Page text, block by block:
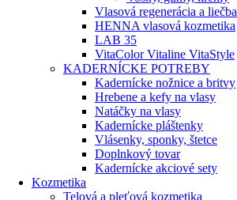
Vlasová regenerácia a liečba
HENNA vlasová kozmetika
LAB 35
VitaColor Vitaline VitaStyle
KADERNÍCKE POTREBY
Kadernícke nožnice a britvy
Hrebene a kefy na vlasy
Natáčky na vlasy
Kadernícke pláštenky
Vlásenky, sponky, štetce
Doplnkový tovar
Kadernícke akciové sety
Kozmetika
Telová a pleťová kozmetika